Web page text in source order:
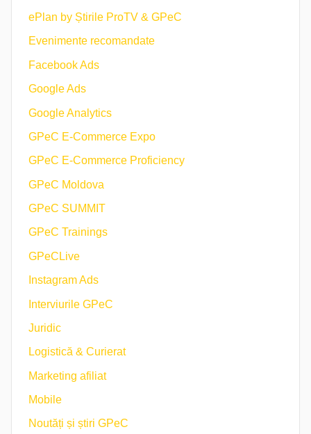
ePlan by Știrile ProTV & GPeC
Evenimente recomandate
Facebook Ads
Google Ads
Google Analytics
GPeC E-Commerce Expo
GPeC E-Commerce Proficiency
GPeC Moldova
GPeC SUMMIT
GPeC Trainings
GPeCLive
Instagram Ads
Interviurile GPeC
Juridic
Logistică & Curierat
Marketing afiliat
Mobile
Noutăți și știri GPeC